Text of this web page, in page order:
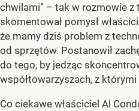
chwilami” – tak w rozmowie z
skomentował pomysł
że mamy dziś problem z
od sprzętów. Postanowił
do tego, by jedząc
współtowarzyszach, z którymi
Co ciekawe właściciel Al